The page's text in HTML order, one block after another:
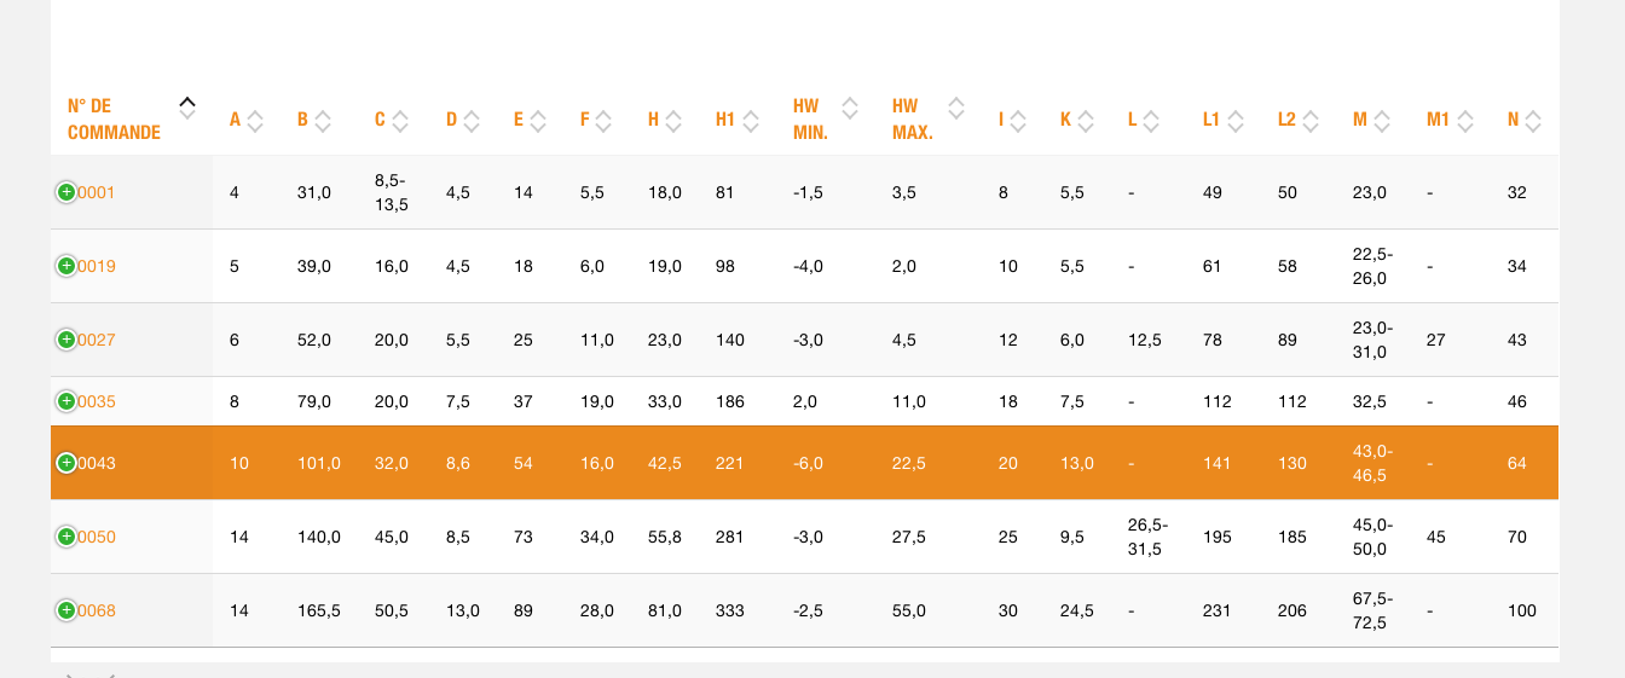
N° DE
COMMANDE
A B C D E F H H1
HW
MIN.
HW
MAX.
I K L L1 L2 M M1 N
90001 4 31,0
8,5-
13,5
4,5 14 5,5 18,0 81 -1,5 3,5 8 5,5 - 49 50 23,0 - 32
90019 5 39,0 16,0 4,5 18 6,0 19,0 98 -4,0 2,0 10 5,5 - 61 58
22,5-
26,0
- 34
90027 6 52,0 20,0 5,5 25 11,0 23,0 140 -3,0 4,5 12 6,0 12,5 78 89
23,0-
31,0
27 43
90035 8 79,0 20,0 7,5 37 19,0 33,0 186 2,0 11,0 18 7,5 - 112 112 32,5 - 46
90043 10 101,0 32,0 8,6 54 16,0 42,5 221 -6,0 22,5 20 13,0 - 141 130
43,0-
46,5
- 64
90050 14 140,0 45,0 8,5 73 34,0 55,8 281 -3,0 27,5 25 9,5
26,5-
31,5
195 185
45,0-
50,0
45 70
90068 14 165,5 50,5 13,0 89 28,0 81,0 333 -2,5 55,0 30 24,5 - 231 206
67,5-
72,5
- 100